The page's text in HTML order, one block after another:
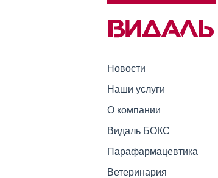
Новости
Наши услуги
О компании
Видаль БОКС
Парафармацевтика
Ветеринария